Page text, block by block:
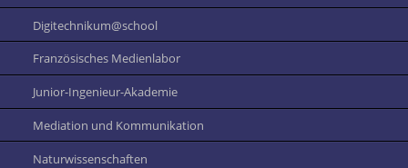
Digitechnikum@school
Französisches Medienlabor
Junior-Ingenieur-Akademie
Mediation und Kommunikation
Naturwissenschaften